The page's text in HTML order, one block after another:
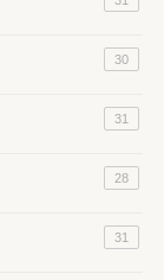
30
31
28
31